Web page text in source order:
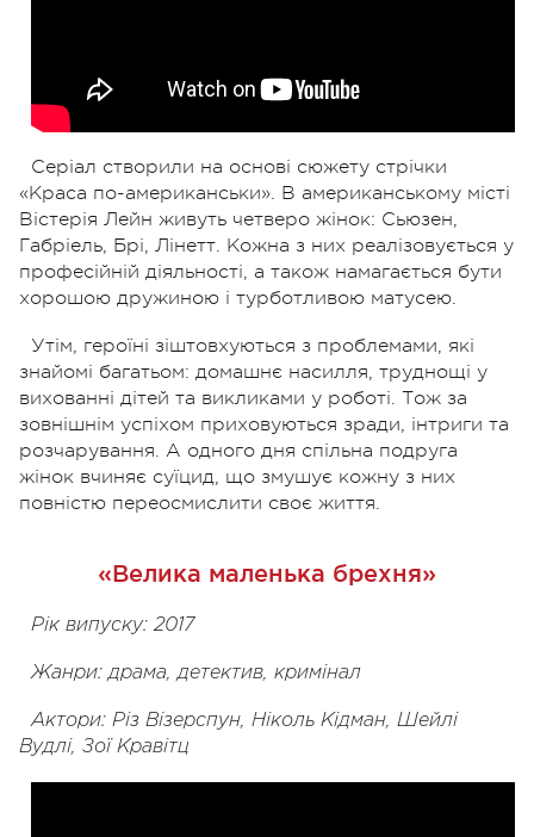
Серіал створили на основі сюжету стрічки
«Краса по-американськи». В американському місті
Вістерія Лейн живуть четверо жінок: Сьюзен,
Габріель, Брі, Лінетт. Кожна з них реалізовується у
професійній діяльності, а також намагається бути
хорошою дружиною і турботливою матусею.
Утім, героїні зіштовхуються з проблемами, які
знайомі багатьом: домашнє насилля, труднощі у
вихованні дітей та викликами у роботі. Тож за
зовнішнім успіхом приховуються зради, інтриги та
розчарування. А одного дня спільна подруга
жінок вчиняє суїцид, що змушує кожну з них
повністю переосмислити своє життя.
«Велика маленька брехня»
Рік випуску: 2017
Жанри: драма, детектив, кримінал
Актори: Різ Візерспун, Ніколь Кідман, Шейлі
Вудлі, Зої Кравітц